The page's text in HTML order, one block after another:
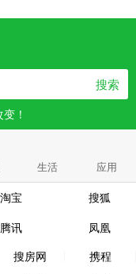
搜索
！
生活 应用
淘宝 搜狐
腾讯 凤凰
搜房网 携程